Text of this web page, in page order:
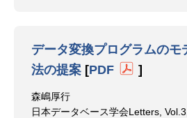
データ変換プログラムのモ
法の提案 [PDF ]
森嶋厚行
日本データベース学会Letters,